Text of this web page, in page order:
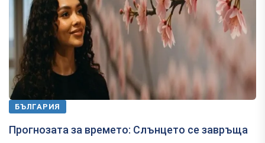
БЪЛГАРИЯ
Прогнозата за времето: Слънцето се завръща